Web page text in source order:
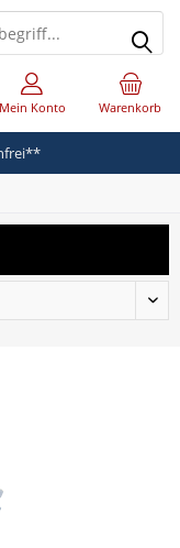
Warenkorb
Mein Konto